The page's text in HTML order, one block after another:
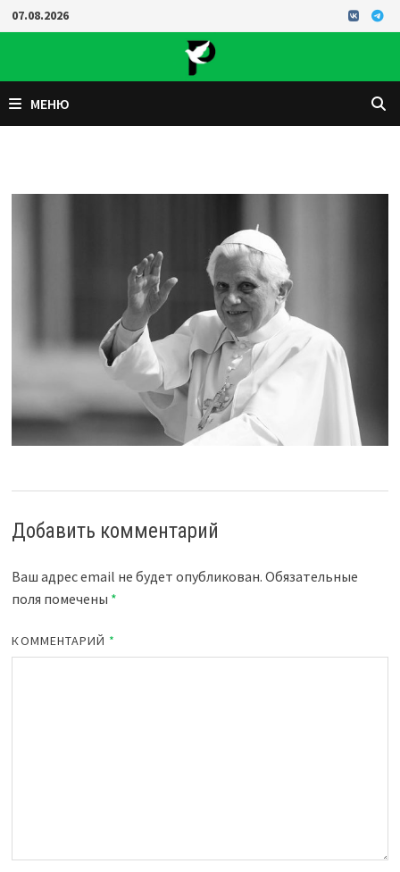
Перейти
к
07.08.2026
МЕНЮ
Добавить комментарий
Ваш адрес email не будет опубликован. Обязательные
поля помечены *
КОММЕНТАРИЙ *